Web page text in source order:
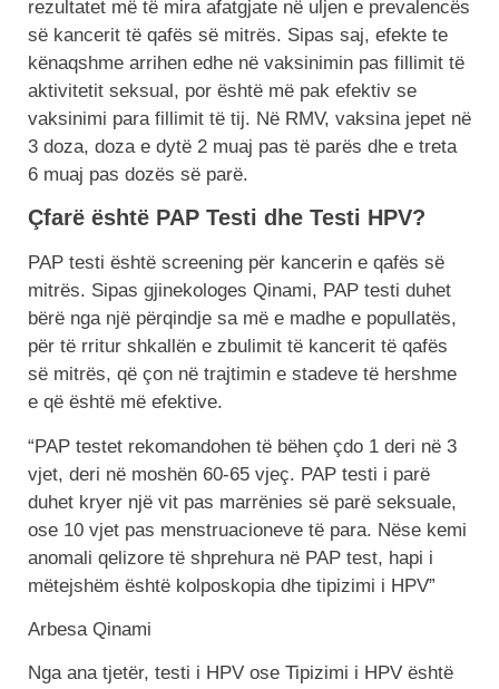
rezultatet më të mira afatgjate në uljen e prevalencës
së kancerit të qafës së mitrës. Sipas saj, efekte te
kënaqshme arrihen edhe në vaksinimin pas fillimit të
aktivitetit seksual, por është më pak efektiv se
vaksinimi para fillimit të tij. Në RMV, vaksina jepet në
3 doza, doza e dytë 2 muaj pas të parës dhe e treta
6 muaj pas dozës së parë.
Çfarë është PAP Testi dhe Testi HPV?
PAP testi është screening për kancerin e qafës së
mitrës. Sipas gjinekologes Qinami, PAP testi duhet
bërë nga një përqindje sa më e madhe e popullatës,
për të rritur shkallën e zbulimit të kancerit të qafës
së mitrës, që çon në trajtimin e stadeve të hershme
e që është më efektive.
“PAP testet rekomandohen të bëhen çdo 1 deri në 3
vjet, deri në moshën 60-65 vjeç. PAP testi i parë
duhet kryer një vit pas marrënies së parë seksuale,
ose 10 vjet pas menstruacioneve të para. Nëse kemi
anomali qelizore të shprehura në PAP test, hapi i
mëtejshëm është kolposkopia dhe tipizimi i HPV”
Arbesa Qinami
Nga ana tjetër, testi i HPV ose Tipizimi i HPV është